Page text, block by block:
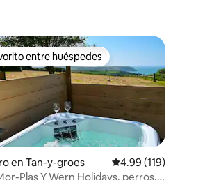
mejores en Favorito entre huéspedes
entre huéspedes
en Tan-y-groes Calificación promedio:
4.99 (119)
Plas Y Wern Holidays, perros,